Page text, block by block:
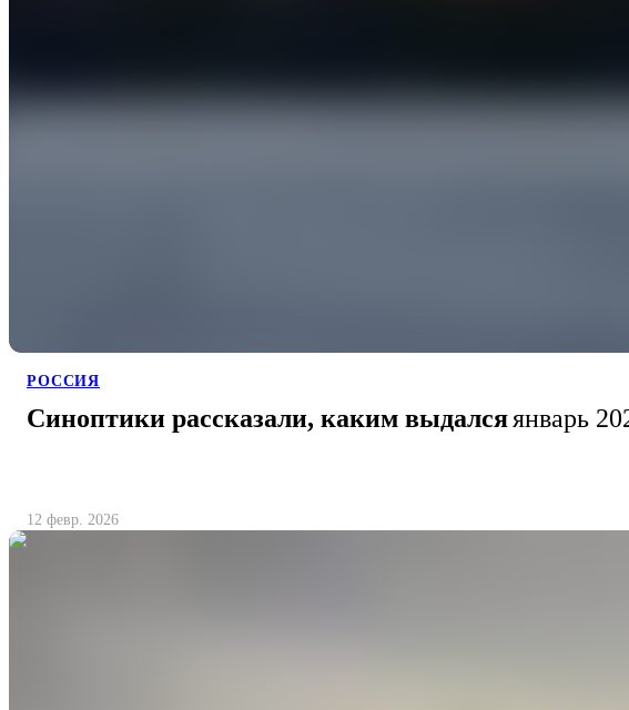
РОССИЯ
Синоптики рассказали, каким выдалсяянварь
12 февр. 2026